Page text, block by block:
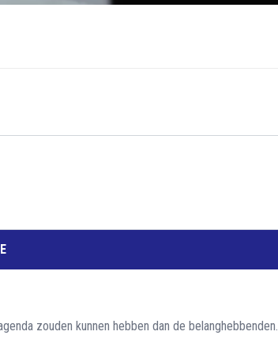
zouden kunnen hebben dan de belanghebbenden.